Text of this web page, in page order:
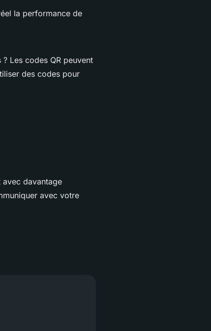
la performance de
Les codes QR peuvent
des codes pour
davantage
avec votre